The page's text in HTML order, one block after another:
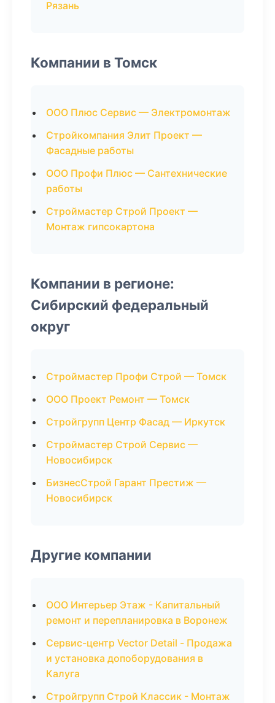
Рязань
Компании в Томск
ООО Плюс Сервис — Электромонтаж
Стройкомпания Элит Проект —
Фасадные работы
ООО Профи Плюс — Сантехнические
работы
Строймастер Строй Проект —
Монтаж гипсокартона
Компании в регионе:
Сибирский федеральный
округ
Строймастер Профи Строй — Томск
ООО Проект Ремонт — Томск
Стройгрупп Центр Фасад — Иркутск
Строймастер Строй Сервис —
Новосибирск
БизнесСтрой Гарант Престиж —
Новосибирск
Другие компании
ООО Интерьер Этаж - Капитальный
ремонт и перепланировка в Воронеж
Сервис-центр Vector Detail - Продажа
и установка допоборудования в
Калуга
Стройгрупп Строй Классик - Монтаж